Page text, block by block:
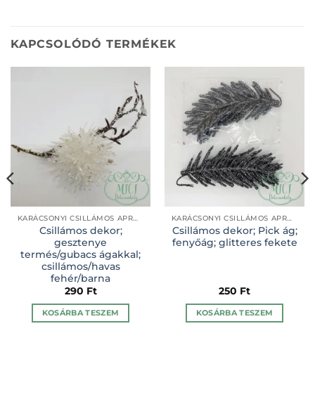
KAPCSOLÓDÓ TERMÉKEK
KARÁCSONYI CSILLÁMOS APRÓ DÍSZÍTŐK
Csillámos dekor;
gesztenye
termés/gubacs ágakkal;
csillámos/havas
fehér/barna
290 Ft
KOSÁRBA TESZEM
KARÁCSONYI CSILLÁMOS APRÓ DÍSZÍTŐK
Csillámos dekor; Pick ág;
fenyőág; glitteres fekete
250 Ft
KOSÁRBA TESZEM